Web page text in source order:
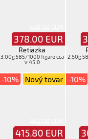
378.00 EUR
Retiazka
3.00g 585/1000 figaro cca
v:45.0
2.50g
-10%
415.80 EUR
Nový tovar -10%